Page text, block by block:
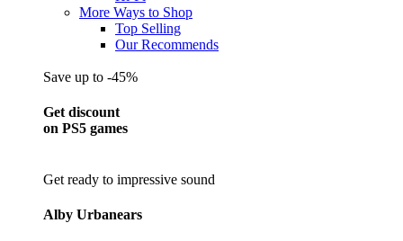
More Ways to Shop
Top Selling
Our Recommends
Save up to -45%
Get discount
on PS5 games
Get ready to impressive sound
Alby Urbanears